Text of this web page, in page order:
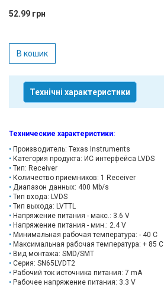
Підтримка
Блог
52.99 грн
В кошик
Технічні характеристики
Технические характеристики:
Производитель: Texas Instruments
Категория продукта: ИС интерфейса LVDS
Тип: Receiver
Количество приемников: 1 Receiver
Диапазон данных: 400 Mb/s
Тип входа: LVDS
Тип выхода: LVTTL
Напряжение питания - макс.: 3.6 V
Напряжение питания - мин.: 2.4 V
Минимальная рабочая температура: - 40 C
Максимальная рабочая температура: + 85 C
Вид монтажа: SMD/SMT
Серия: SN65LVDT2
Рабочий ток источника питания: 7 mA
Рабочее напряжение питания: 3.3 V